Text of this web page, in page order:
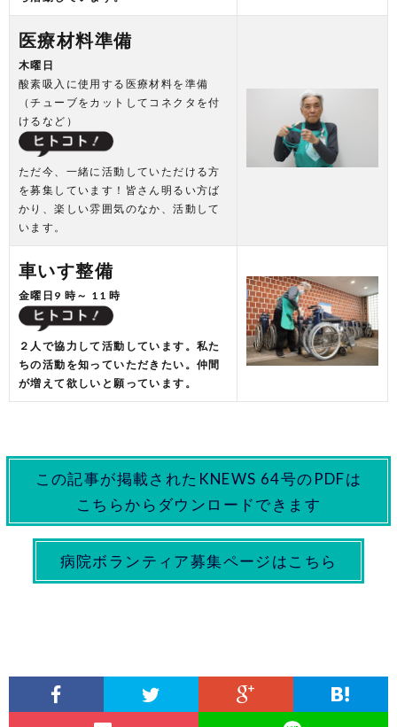
医療材料準備
木曜日
酸素吸入に使用する医療材料を準備
（チューブをカットしてコネクタを付
けるなど）
ただ今、一緒に活動していただける方
を募集しています！皆さん明るい方ば
かり、楽しい雰囲気のなか、活動して
います。
車いす整備
金曜日9 時～ 11 時
２人で協力して活動しています。私た
ちの活動を知っていただきたい。仲間
が増えて欲しいと願っています。
この記事が掲載されたKNEWS 64号のPDFは
こちらからダウンロードできます
病院ボランティア募集ページはこちら